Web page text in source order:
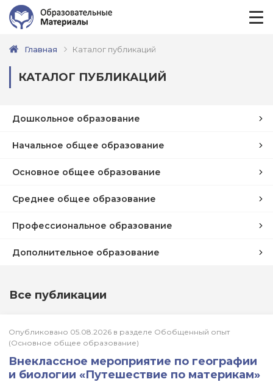
Главная Каталог публикаций
КАТАЛОГ ПУБЛИКАЦИЙ
Дошкольное образование
Начальное общее образование
Основное общее образование
Среднее общее образование
Профессиональное образование
Дополнительное образование
Все публикации
Опубликовано 05.08.2026 в разделе Обобщенный опыт
(Основное общее образование)
Внеклассное мероприятие по географии
и биологии «Путешествие по материкам»